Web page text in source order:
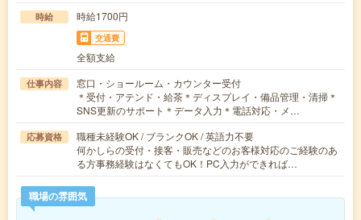
時給 時給1700円
交通費
全額支給
仕事内容
窓口・ショールーム・カウンター受付
＊受付・アテンド・給茶＊ディスプレイ・備品管理・清掃＊
SNS更新のサポート＊データ入力＊電話対応・メ…
応募資格
職種未経験OK / ブランクOK / 英語力不要
何かしらの受付・接客・販売などのお客様対応のご経験のあ
る方事務経験はなくてもOK！PC入力ができれば…
職場の雰囲気